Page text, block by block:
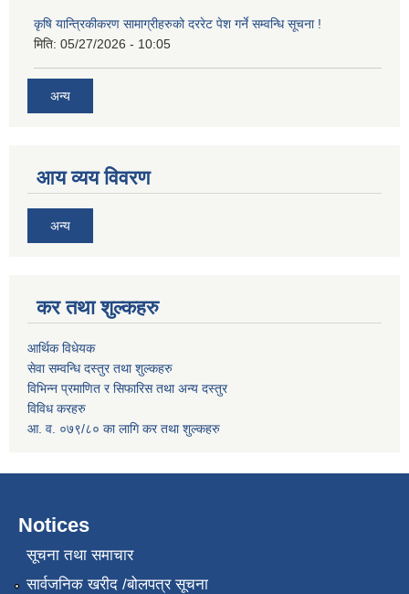
कृषि यान्त्रिकीकरण सामाग्रीहरुको दररेट पेश गर्ने सम्वन्धि सूचना !
मिति: 05/27/2026 - 10:05
अन्य
आय व्यय विवरण
अन्य
कर तथा शुल्कहरु
आर्थिक विधेयक
सेवा सम्वन्धि दस्तुर तथा शुल्कहरु
विभिन्न प्रमाणित र सिफारिस तथा अन्य दस्तुर
विविध करहरु
आ. व. ०७९/८० का लागि कर तथा शुल्कहरु
Notices
सूचना तथा समाचार
सार्वजनिक खरीद /बोलपत्र सूचना